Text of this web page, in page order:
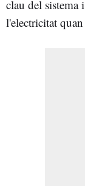
clau del sistema
l'electricitat